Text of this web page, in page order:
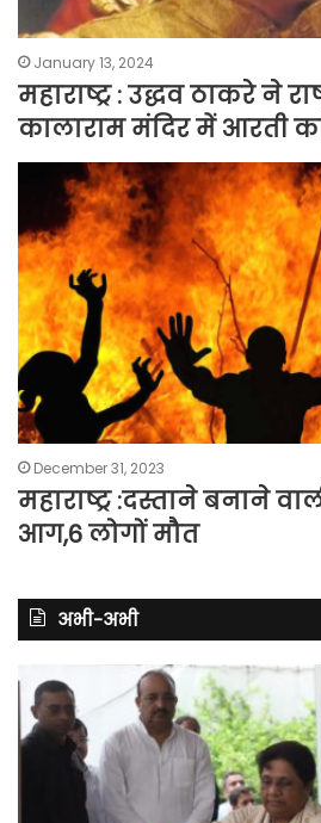
January 13, 2024
महाराष्ट्र : उद्धव ठाकरे ने
कालाराम मंदिर में आरती
December 31, 2023
महाराष्ट्र :दस्ताने बनाने
आग,6 लोगों मौत
अभी-अभी